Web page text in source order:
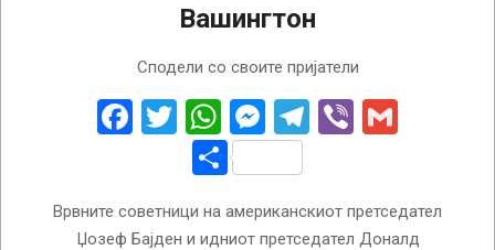
Вашингтон
Сподели со своите пријатели
Facebook
Twitter
WhatsApp
Messenger
Telegram
Viber
Share
Врвните советници на американскиот претседател
Џозеф Бајден и идниот претседател Доналд